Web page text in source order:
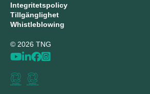
Integritetspolicy
Tillgänglighet
Whistleblowing
© 2026 TNG